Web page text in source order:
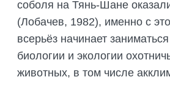
соболя на Тянь-Шане
(Лобачев, 1982), именно с
всерьёз начинает
биологии и экологии
животных, в том числе